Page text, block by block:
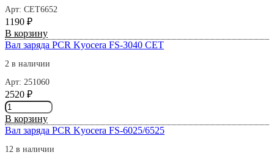
FS-
2100/4300
302LV93010
(RA)
Арт: CET6652
1190 ₽
Количество
товара
заряда
PCR
Kyocera
FS-
2100/4300
302LV93010
CET6652
В корзину
Вал заряда PCR Kyocera FS-3040 СЕТ
2 в наличии
Арт: 251060
2520 ₽
Количество
товара
Вал
заряда
PCR
В корзину
Вал заряда PCR Kyocera FS-6025/6525
12 в наличии